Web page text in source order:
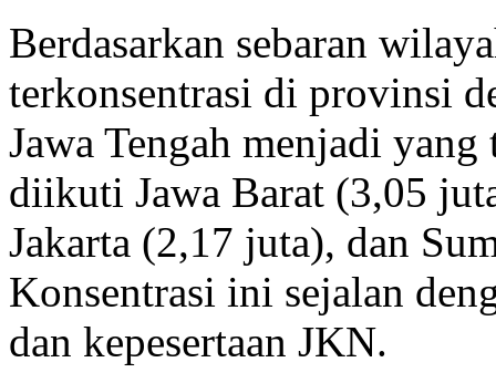
Berdasarkan sebaran
terkonsentrasi di provinsi
Jawa Tengah menjadi
diikuti Jawa Barat (3,05
Jakarta (2,17 juta), dan
Konsentrasi ini sejalan
dan kepesertaan JKN.